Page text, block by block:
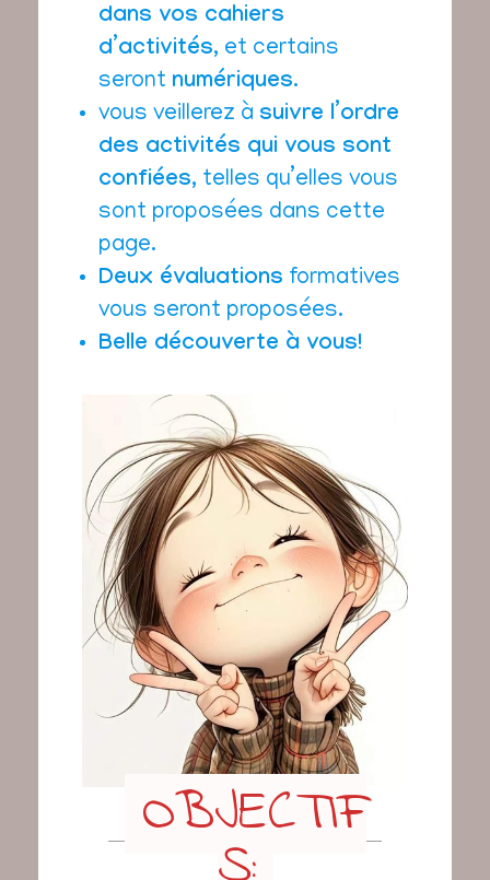
dans vos cahiers
d’activités, et certains
seront numériques.
vous veillerez à suivre l’ordre
des activités qui vous sont
confiées, telles qu’elles vous
sont proposées dans cette
page.
Deux évaluations formatives
vous seront proposées.
Belle découverte à vous!
OBJECTIF